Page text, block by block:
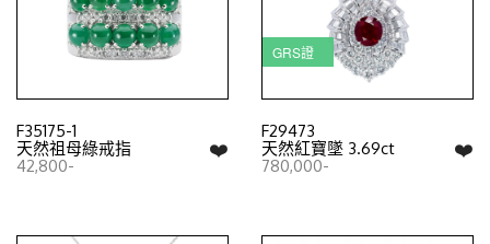
F35175-1
❤️
天然祖母綠戒指
42,800-
GRS證
F29473
❤️
天然紅寶墜 3.69ct
780,000-